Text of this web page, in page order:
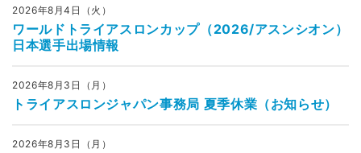
2026年8月4日（火）
ワールドトライアスロンカップ（2026/アスンシオン）
日本選手出場情報
2026年8月3日（月）
トライアスロンジャパン事務局 夏季休業（お知らせ）
2026年8月3日（月）